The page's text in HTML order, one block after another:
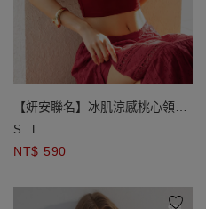
【妍安聯名】冰肌涼感桃心領扭
結細肩帶短版BRA TOP
S L
NT$ 590